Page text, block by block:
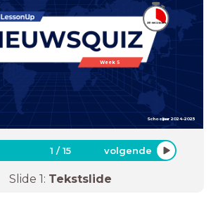
Week 5
Schooljaar 2024-2025
1 /15 volgende
Slide 1: Tekstslide